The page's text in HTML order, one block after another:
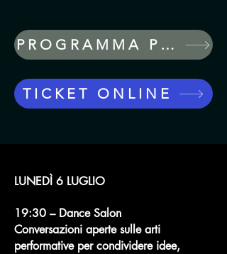
PROGRAMMA PDF
TICKET ONLINE
LUNEDÌ 6 LUGLIO ​
19:30 – Dance Salon​​
Conversazioni aperte sulle arti
performative per condividere idee,